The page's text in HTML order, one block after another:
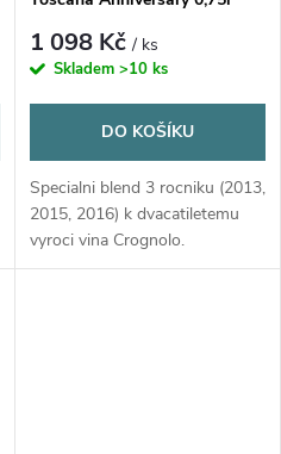
1 098 Kč/ ks
Skladem >10 ks
DO KOŠÍKU
Specialni blend 3 rocniku (2013,
2015, 2016) k dvacatiletemu
vyroci vina Crognolo.
Limitovana edice.